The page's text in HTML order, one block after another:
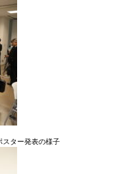
様子